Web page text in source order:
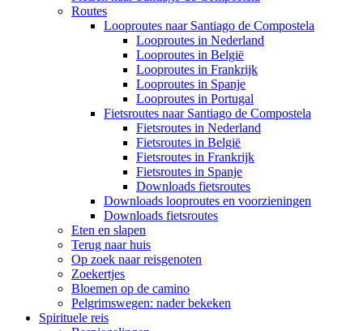
Routes
Looproutes naar Santiago de Compostela
Looproutes in Nederland
Looproutes in België
Looproutes in Frankrijk
Looproutes in Spanje
Looproutes in Portugal
Fietsroutes naar Santiago de Compostela
Fietsroutes in Nederland
Fietsroutes in België
Fietsroutes in Frankrijk
Fietsroutes in Spanje
Downloads fietsroutes
Downloads looproutes en voorzieningen
Downloads fietsroutes
Eten en slapen
Terug naar huis
Op zoek naar reisgenoten
Zoekertjes
Bloemen op de camino
Pelgrimswegen: nader bekeken
Spirituele reis